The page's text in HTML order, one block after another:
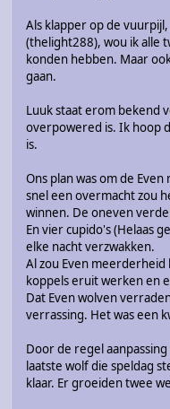
Als klapper op de
(thelight288), wou ik alle
konden hebben. Maar
gaan.
Luuk staat erom bekend
overpowered is. Ik hoop
is.
Ons plan was om de
snel een overmacht zou
winnen. De oneven
En vier cupido's (Helaas
elke nacht verzwakken.
Al zou Even
koppels eruit werken en
Dat Even wolven
verrassing. Het was een
Door de regel
laatste wolf die speldag
klaar. Er groeiden twee